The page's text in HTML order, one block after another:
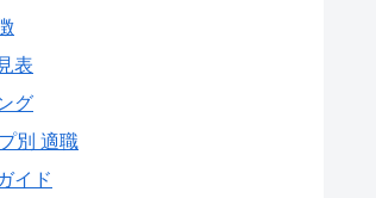
表
グ
別 適職
イド